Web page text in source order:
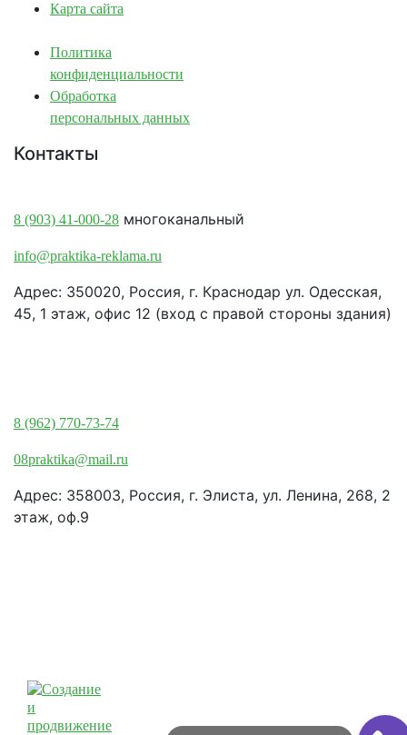
Карта сайта
Политика
конфиденциальности
Обработка
персональных данных
Контакты
8 (903) 41-000-28 многоканальный
info@praktika-reklama.ru
Адрес: 350020, Россия, г. Краснодар ул. Одесская,
45, 1 этаж, офис 12 (вход с правой стороны здания)
8 (962) 770-73-74
08praktika@mail.ru
Адрес:​ 358003, Россия, г. Элиста, ул. Ленина, 268, 2
этаж, оф.9